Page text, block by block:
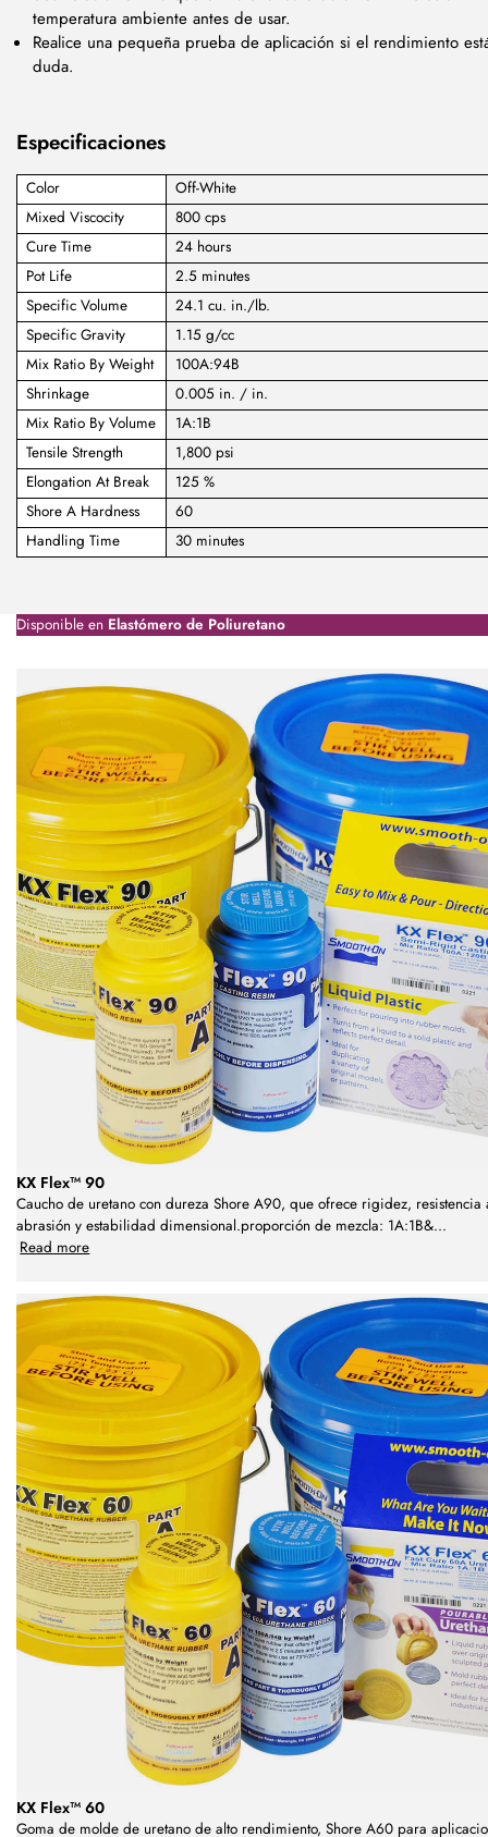
temperatura ambiente antes de usar.
Realice una pequeña prueba de aplicación si el rendimiento
duda.
Especificaciones
Color
Off-White
Mixed Viscocity
800 cps
Cure Time
24 hours
Pot Life
2.5 minutes
Specific Volume
24.1 cu. in./lb.
Specific Gravity
1.15 g/cc
Mix Ratio By Weight
100A:94B
Shrinkage
0.005 in. / in.
Mix Ratio By Volume
1A:1B
Tensile Strength
1,800 psi
Elongation At Break
125 %
Shore A Hardness
60
Handling Time
30 minutes
Disponible en Elastómero de Poliuretano
KX Flex™ 90
Caucho de uretano con dureza Shore A90, que ofrece rigidez, resistencia
abrasión y estabilidad dimensional.proporción de mezcla: 1A:1B&...
Read more
KX Flex™ 60
Goma de molde de uretano de alto rendimiento, Shore A60 para